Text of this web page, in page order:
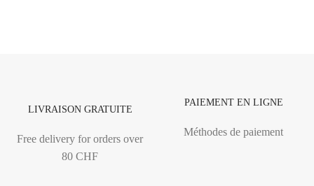
LIVRAISON GRATUITE
Free delivery for orders over
80 CHF
PAIEMENT EN LIGNE
Méthodes de paiement